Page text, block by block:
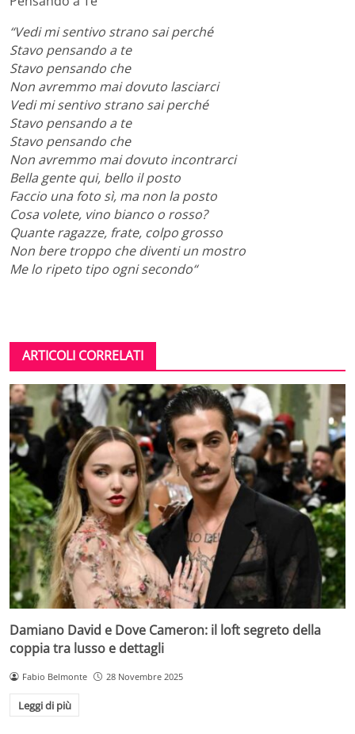
“Vedi mi sentivo strano sai perché
Stavo pensando a te
Stavo pensando che
Non avremmo mai dovuto lasciarci
Vedi mi sentivo strano sai perché
Stavo pensando a te
Stavo pensando che
Non avremmo mai dovuto incontrarci
Bella gente qui, bello il posto
Faccio una foto sì, ma non la posto
Cosa volete, vino bianco o rosso?
Quante ragazze, frate, colpo grosso
Non bere troppo che diventi un mostro
Me lo ripeto tipo ogni secondo“
ARTICOLI CORRELATI
Damiano David e Dove Cameron: il loft segreto della
coppia tra lusso e dettagli
Fabio Belmonte 28 Novembre 2025
Leggi di più